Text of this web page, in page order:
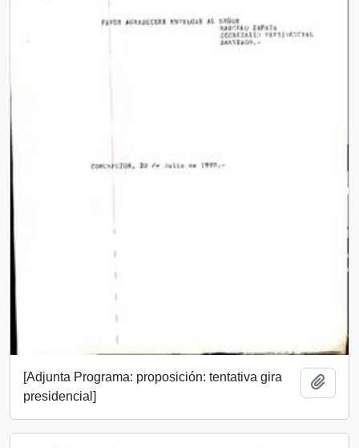
[Adjunta Programa: proposición: tentativa gira
presidencial]